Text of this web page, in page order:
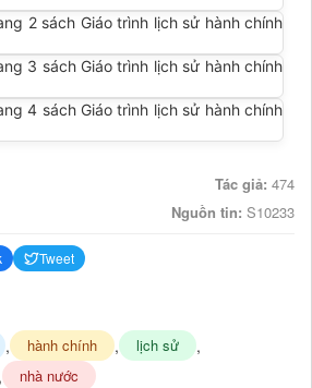
Tác giả: 474
Nguồn tin: S10233
Tweet
, hành chính , lịch sử ,
, nhà nước